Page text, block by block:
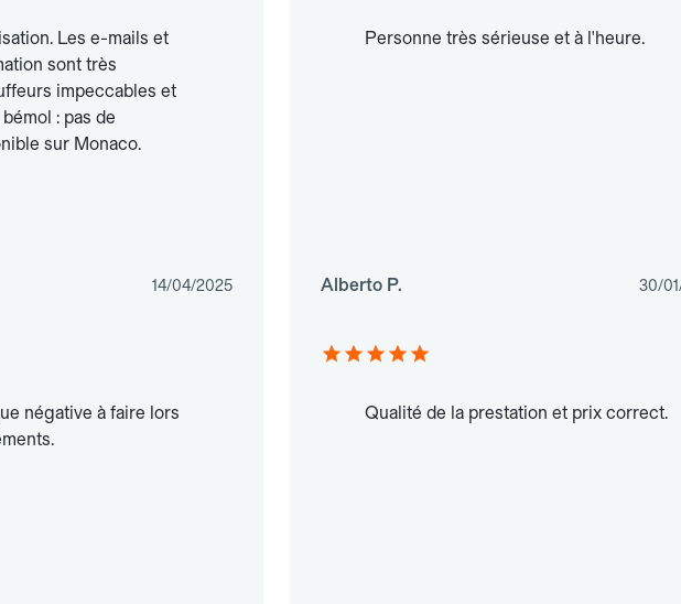
Les e-mails et
sont très
impeccables et
: pas de
sur Monaco.
14/04/2025
Personne très sérieuse et à l'heure.
Alberto P. 30/
négative à faire lors
Qualité de la prestation et prix correct.